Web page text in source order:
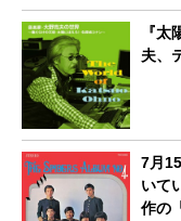
『
夫、
7月
いて
作の